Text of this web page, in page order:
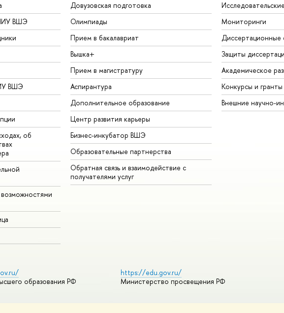
ВШЭ
ВШЭ
об
Довузовская подготовка
Олимпиады
Прием в бакалавриат
Вышка+
Прием в магистратуру
Аспирантура
Дополнительное образование
Центр развития карьеры
Бизнес-инкубатор ВШЭ
Образовательные партнерства
Обратная связь и взаимодействие с
получателями услуг
Мониторинги
Диссертационные
Защиты
Академическое
Конкурсы и гранты
Внешние научно-
образования РФ
https://edu.gov.ru/
Министерство просвещения РФ